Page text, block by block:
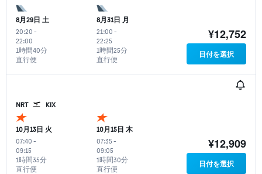
8月29日 土
20:20 -
22:00
直行便
1時間40分
8月31日 月
21:00 -
22:25
直行便
1時間25分
¥12,752
日付を選択
NRT KIX
10月13日 火
07:40 -
09:15
直行便
1時間35分
10月15日 木
07:35 -
09:05
直行便
1時間30分
¥12,909
日付を選択